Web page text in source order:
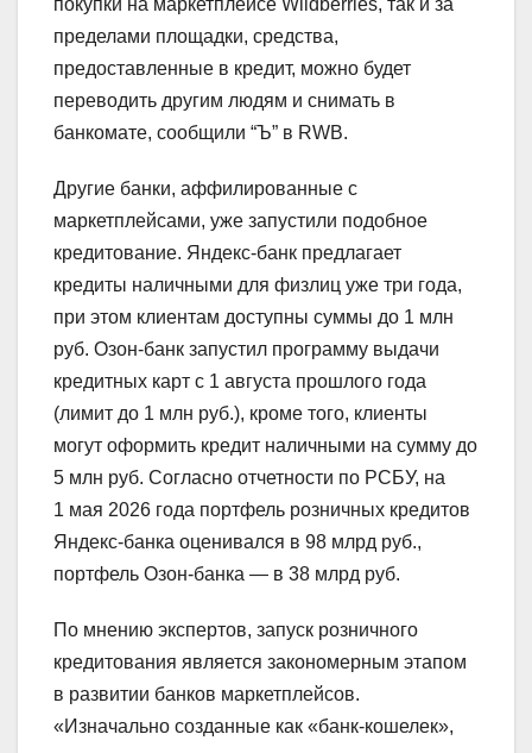
покупки на маркетплейсе Wildberries, так и за
пределами площадки, средства,
предоставленные в кредит, можно будет
переводить другим людям и снимать в
банкомате, сообщили “Ъ” в RWB.
Другие банки, аффилированные с
маркетплейсами, уже запустили подобное
кредитование. Яндекс-банк предлагает
кредиты наличными для физлиц уже три года,
при этом клиентам доступны суммы до 1 млн
руб. Озон-банк запустил программу выдачи
кредитных карт с 1 августа прошлого года
(лимит до 1 млн руб.), кроме того, клиенты
могут оформить кредит наличными на сумму до
5 млн руб. Согласно отчетности по РСБУ, на
1 мая 2026 года портфель розничных кредитов
Яндекс-банка оценивался в 98 млрд руб.,
портфель Озон-банка — в 38 млрд руб.
По мнению экспертов, запуск розничного
кредитования является закономерным этапом
в развитии банков маркетплейсов.
«Изначально созданные как «банк-кошелек»,